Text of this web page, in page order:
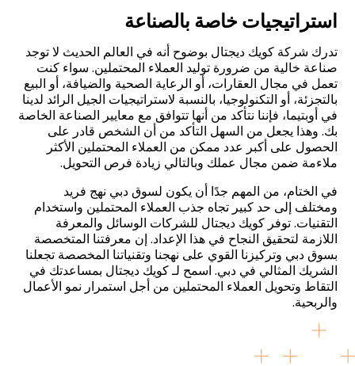
استراتيجيات خاصة بالصناعة
تدرك شركة كويك ديجتال بوضوح أنه في العالم الحديث لا توجد
صناعة خالية من ضرورة توليد العملاء المحتملين. سواء كنت
تعمل في مجال العقارات، أو الرعاية الصحية والضيافة، أو البيع
بالتجزئة، أو التكنولوجيا، بالنسبة لاستراتيجيات الجيل الرائد لدينا
في أوبتيما، فإننا نتأكد من أنها تتوافق مع معايير الصناعة الخاصة
بك. وهذا يجعل من السهل التأكد من أن الشخص قادر على
الحصول على أكبر عدد ممكن من العملاء المحتملين الأكثر
ملاءمة ضمن مجال عملك وبالتالي زيادة فرص التحويل.
في الختام، من المهم جدًا أن يكون لسوق دبي نهج فريد
ومختلف إلى حد كبير تجاه جذب العملاء المحتملين واستخدام
التقنيات. توفر كويك ديجتال للشركات الوسائل والمعرفة
اللازمة لتحقيق النجاح في هذا الإعداد. إن معرفتنا المتخصصة
بسوق دبي وتركيزنا القوي على نهجنا وتقنياتنا المخصصة تجعلنا
الشريك المثالي في دبي. اسمح لـ كويك ديجتال بمساعدتك في
التقاط وتحويل العملاء المحتملين من أجل استمرار نمو الأعمال
والربحية.